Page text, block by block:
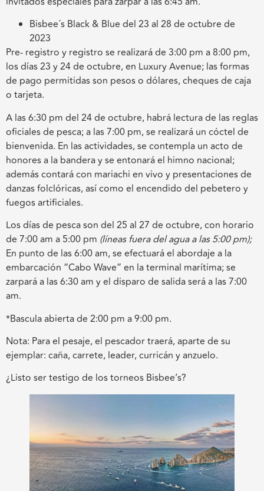
Bisbee´s Black & Blue del 23 al 28 de octubre de
2023
Pre- registro y registro se realizará de 3:00 pm a 8:00 pm,
los días 23 y 24 de octubre, en Luxury Avenue; las formas
de pago permitidas son pesos o dólares, cheques de caja
o tarjeta.
A las 6:30 pm del 24 de octubre, habrá lectura de las reglas
oficiales de pesca; a las 7:00 pm, se realizará un cóctel de
bienvenida. En las actividades, se contempla un acto de
honores a la bandera y se entonará el himno nacional;
además contará con mariachi en vivo y presentaciones de
danzas folclóricas, así como el encendido del pebetero y
fuegos artificiales.
Los días de pesca son del 25 al 27 de octubre, con horario
de 7:00 am a 5:00 pm (líneas fuera del agua a las 5:00 pm);
En punto de las 6:00 am, se efectuará el abordaje a la
embarcación “Cabo Wave” en la terminal marítima; se
zarpará a las 6:30 am y el disparo de salida será a las 7:00
am.
*Bascula abierta de 2:00 pm a 9:00 pm.
Nota: Para el pesaje, el pescador traerá, aparte de su
ejemplar: caña, carrete, leader, curricán y anzuelo.
¿Listo ser testigo de los torneos Bisbee’s?